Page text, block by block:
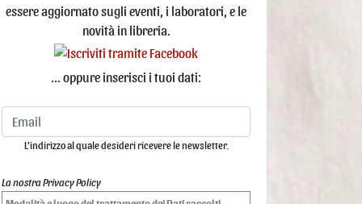
essere aggiornato sugli eventi, i laboratori, e le
novità in libreria.
... oppure inserisci i tuoi dati:
L'indirizzo al quale desideri ricevere le newsletter.
La nostra Privacy Policy